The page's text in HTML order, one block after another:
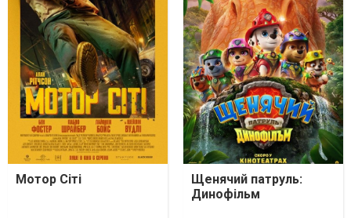
Мотор Сіті
Щенячий патруль:
Динофільм